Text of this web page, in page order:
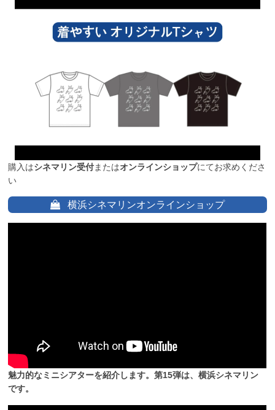
購入はシネマリン受付またはオンラインショップにてお求めくださ
い
横浜シネマリンオンラインショップ
魅力的なミニシアターを紹介します。第15弾は、横浜シネマリン
です。